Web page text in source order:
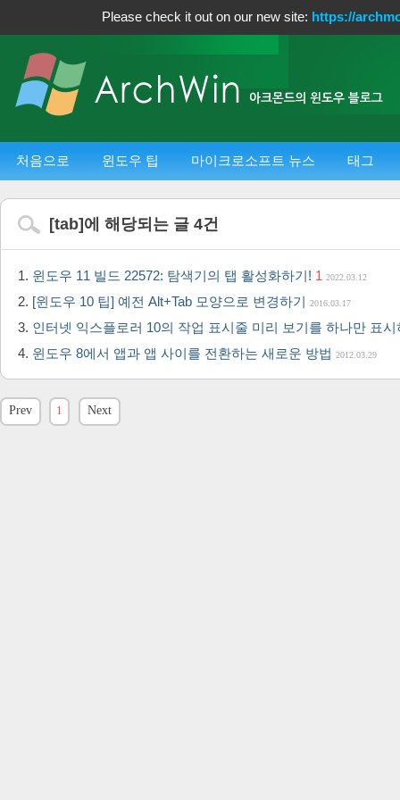
Please check it out on our new site: https://
처음으로 윈도우 팁 마이크로소프트 뉴스 태그
[tab]에 해당되는 글 4건
윈도우 11 빌드 22572: 탐색기의 탭 활성화하기! 1 2022.03.12
[윈도우 10 팁] 예전 Alt+Tab 모양으로 변경하기 2016.03.17
인터넷 익스플로러 10의 작업 표시줄 미리 보기를 하나만 표
윈도우 8에서 앱과 앱 사이를 전환하는 새로운 방법 2012.03.29
Prev 1 Next